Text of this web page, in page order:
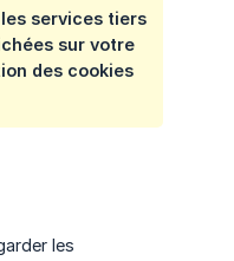
services tiers
sur votre
des cookies
les